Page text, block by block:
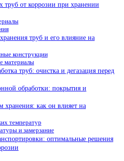
труб от коррозии при хранении
труб и его влияние на
конструкции
материалы
труб: очистка и дегазация перед
обработки: покрытия и
как он влияет на
температур
и замерзание
оптимальные решения